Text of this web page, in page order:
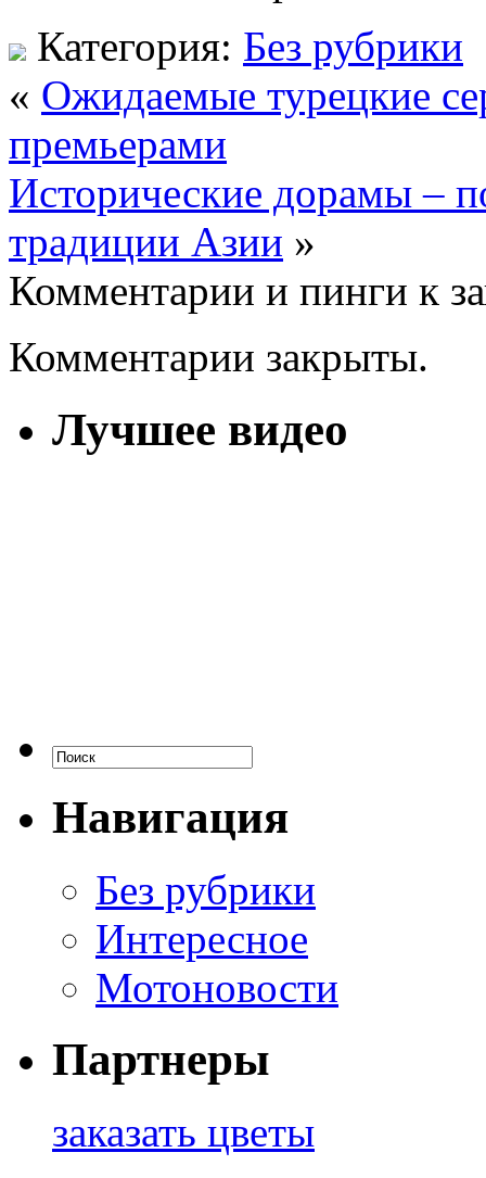
Категория: Без рубрики
« Ожидаемые турецкие
премьерами
Исторические дорамы –
традиции Азии »
Комментарии и пинги к
Комментарии закрыты.
Лучшее видео
Навигация
Без рубрики
Интересное
Мотоновости
Партнеры
заказать цветы